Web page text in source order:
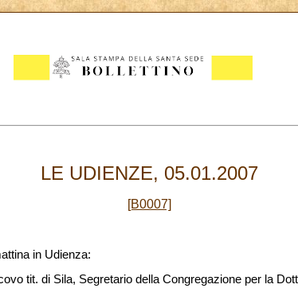
LE UDIENZE, 05.01.2007
[B0007]
in Udienza:
tit. di Sila, Segretario della Congregazione per la